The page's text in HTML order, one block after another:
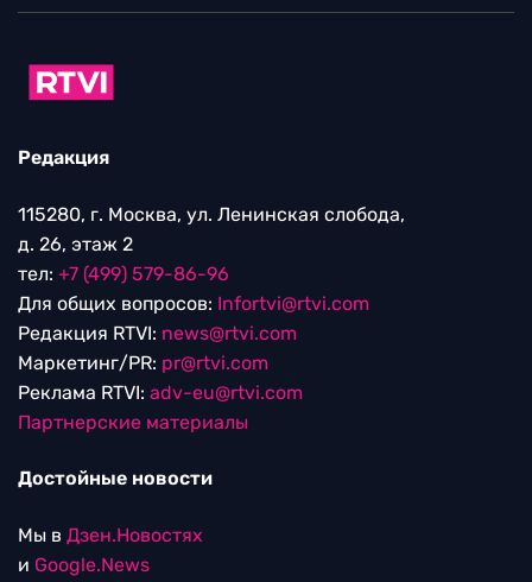
Редакция
115280, г. Москва, ул. Ленинская слобода,
д. 26, этаж 2
тел: +7 (499) 579-86-96
Для общих вопросов: Infortvi@rtvi.com
Редакция RTVI: news@rtvi.com
Маркетинг/PR: pr@rtvi.com
Реклама RTVI: adv-eu@rtvi.com
Партнерские материалы
Достойные новости
Мы в Дзен.Новостях
и Google.News